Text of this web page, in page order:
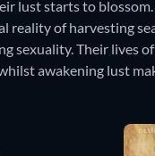
lust starts to blossom.
reality of harvesting
sexuality. Their lives
awakening lust